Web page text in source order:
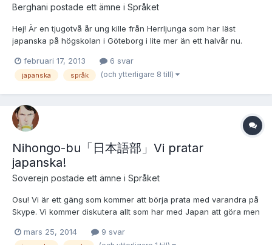
Berghani postade ett ämne i Språket
Hej! Är en tjugotvå år ung kille från Herrljunga som har läst
japanska på högskolan i Göteborg i lite mer än ett halvår nu.
jättesvårt med mesta delen av reglerna. Problemet är att största
delen av min kunskap är skriftlig, då jag inte...
februari 17, 2013 6 svar
japanska språk (och ytterligare 8 till)
Nihongo-bu「日本語部」Vi pratar
japanska!
Soverejn postade ett ämne i Språket
Osu! Vi är ett gäng som kommer att börja prata med varandra på
Skype. Vi kommer diskutera allt som har med Japan att göra men
Tanken är att vi ska hjälpa varandra att utveckla våra japanska
mars 25, 2014 9 svar